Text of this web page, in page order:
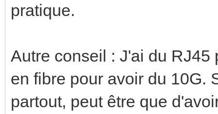
pratique.
Autre conseil : J'ai du
en fibre pour avoir du 10G.
partout, peut être que